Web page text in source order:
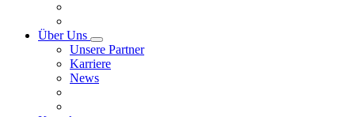
Über Uns
Unsere Partner
Karriere
News